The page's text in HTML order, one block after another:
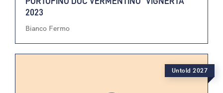
2023
Bianco Fermo
Untold 2027